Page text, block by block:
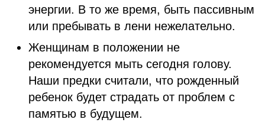
энергии. В то же время, быть пассивным
или пребывать в лени нежелательно.
Женщинам в положении не
рекомендуется мыть сегодня голову.
Наши предки считали, что рожденный
ребенок будет страдать от проблем с
памятью в будущем.